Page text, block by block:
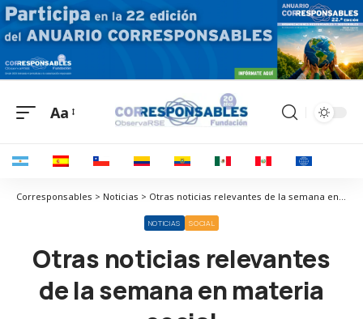
Aa
Corresponsables > Noticias > Otras noticias relevantes de la semana en materia social
NOTICIAS SOCIAL
Otras noticias relevantes
de la semana en materia